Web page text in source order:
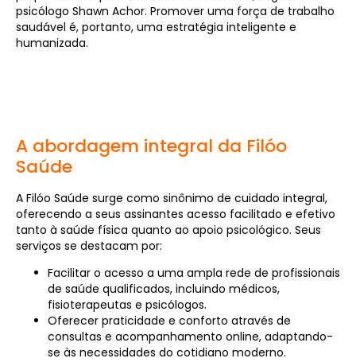
psicólogo Shawn Achor. Promover uma força de trabalho
saudável é, portanto, uma estratégia inteligente e
humanizada.
A abordagem integral da Filóo
Saúde
A Filóo Saúde surge como sinônimo de cuidado integral,
oferecendo a seus assinantes acesso facilitado e efetivo
tanto à saúde física quanto ao apoio psicológico. Seus
serviços se destacam por:
Facilitar o acesso a uma ampla rede de profissionais
de saúde qualificados, incluindo médicos,
fisioterapeutas e psicólogos.
Oferecer praticidade e conforto através de
consultas e acompanhamento online, adaptando-
se às necessidades do cotidiano moderno.